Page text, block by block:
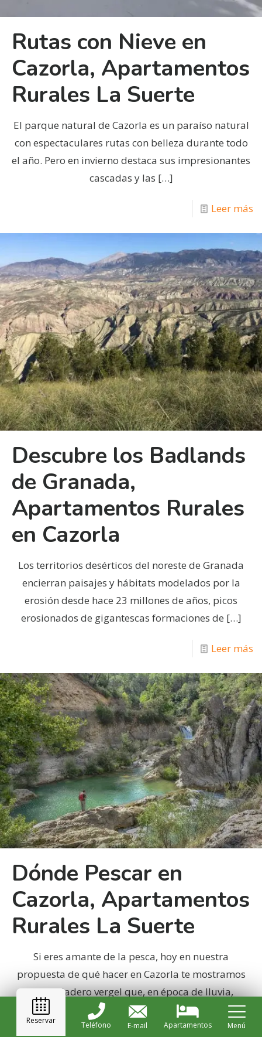
Rutas con Nieve en
Cazorla, Apartamentos
Rurales La Suerte
El parque natural de Cazorla es un paraíso natural
con espectaculares rutas con belleza durante todo
el año. Pero en invierno destaca sus impresionantes
cascadas y las […]
Leer más
Descubre los Badlands
de Granada,
Apartamentos Rurales
en Cazorla
Los territorios desérticos del noreste de Granada
encierran paisajes y hábitats modelados por la
erosión desde hace 23 millones de años, picos
erosionados de gigantescas formaciones de […]
Leer más
Dónde Pescar en
Cazorla, Apartamentos
Rurales La Suerte
Si eres amante de la pesca, hoy en nuestra
propuesta de qué hacer en Cazorla te mostramos
un verdadero vergel que, en época de lluvia,
asombra[…]
Reservar Teléfono E-mail Apartamentos Menú